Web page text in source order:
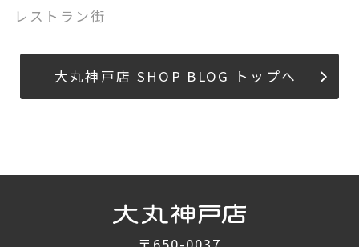
レストラン街
大丸神戸店 SHOP BLOG トップへ